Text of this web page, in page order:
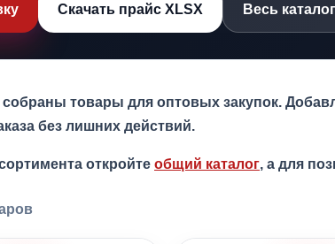
Скачать прайс XLSX Весь каталог
товары для оптовых закупок.
без лишних действий.
откройте общий каталог, а для